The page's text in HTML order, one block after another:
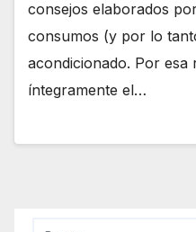
consejos elaborados
consumos (y por lo
acondicionado. Por
íntegramente el…